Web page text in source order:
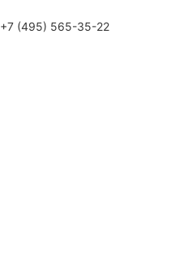
+7 (495) 565-35-22